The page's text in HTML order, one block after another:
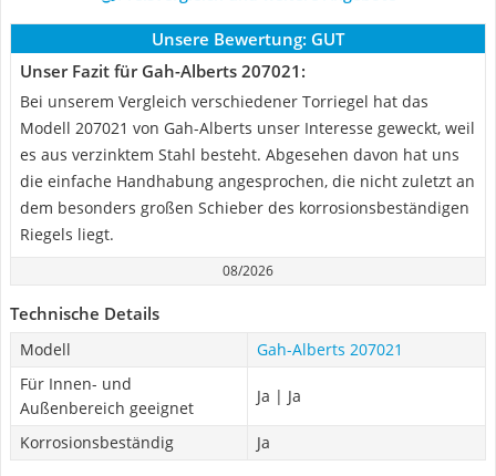
Unsere Bewertung: GUT
Unser Fazit für Gah-Alberts 207021:
Bei unserem Vergleich verschiedener Torriegel hat das
Modell 207021 von Gah-Alberts unser Interesse geweckt, weil
es aus verzinktem Stahl besteht. Abgesehen davon hat uns
die einfache Handhabung angesprochen, die nicht zuletzt an
dem besonders großen Schieber des korrosionsbeständigen
Riegels liegt.
08/2026
Technische Details
Modell
Gah-Alberts 207021
Für Innen- und
Außenbereich geeignet
Ja | Ja
Korrosionsbeständig Ja